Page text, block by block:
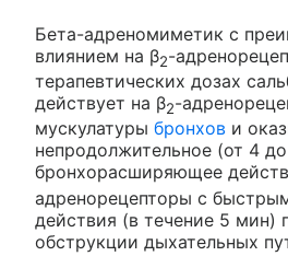
Бета-адреномиметик с
влиянием на β2-
терапевтических дозах
действует на β2-
мускулатуры бронхов и
непродолжительное (от 4
бронхорасширяющее
адренорецепторы с
действия (в течение 5 мин)
обструкции дыхательных